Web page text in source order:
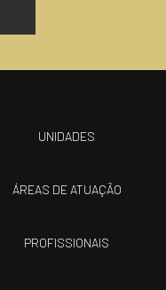
UNIDADES
ÁREAS DE ATUAÇÃO
PROFISSIONAIS